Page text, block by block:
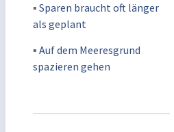
▪ Sparen braucht oft länger
als geplant
▪ Auf dem Meeresgrund
spazieren gehen